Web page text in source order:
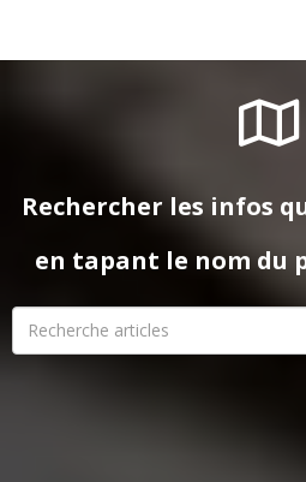
Rechercher les infos
en tapant le nom du